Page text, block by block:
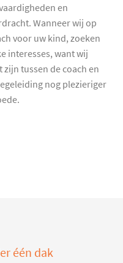
en
Wanneer wij op
voor uw kind, zoeken
interesses, want wij
tussen de coach en
nog plezieriger
één dak